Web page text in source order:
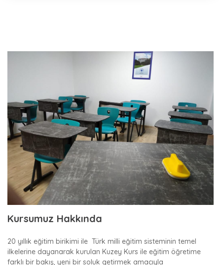
Kursumuz Hakkında
20 yıllık eğitim birikimi ile Türk milli eğitim sisteminin temel
ilkelerine dayanarak kurulan Kuzey Kurs ile eğitim öğretime
farklı bir bakış, yeni bir soluk getirmek amacıyla